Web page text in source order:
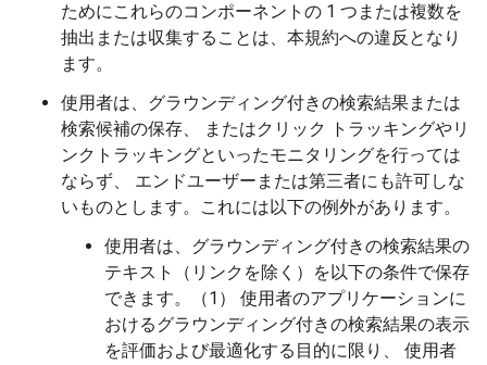
ためにこれらのコンポーネントの 1 つまたは複数を
抽出または収集することは、本規約への違反となり
ます。
使用者は、グラウンディング付きの検索結果または
検索候補の保存、 またはクリック トラッキングやリ
ンクトラッキングといったモニタリングを行っては
ならず、 エンドユーザーまたは第三者にも許可しな
いものとします。これには以下の例外があります。
使用者は、グラウンディング付きの検索結果の
テキスト（リンクを除く）を以下の条件で保存
できます。（1） 使用者のアプリケーションに
おけるグラウンディング付きの検索結果の表示
を評価および最適化する目的に限り、 使用者